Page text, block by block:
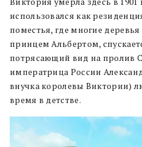
использовался как
поместья, где многие
принцем Альбертом,
потрясающий вид на пролив
императрица России
внучка королевы Виктории)
время в детстве.